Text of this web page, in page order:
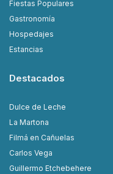
Fiestas Populares
Gastronomía
Hospedajes
Estancias
Destacados
Dulce de Leche
La Martona
Filmá en Cañuelas
Carlos Vega
Guillermo Etchebehere